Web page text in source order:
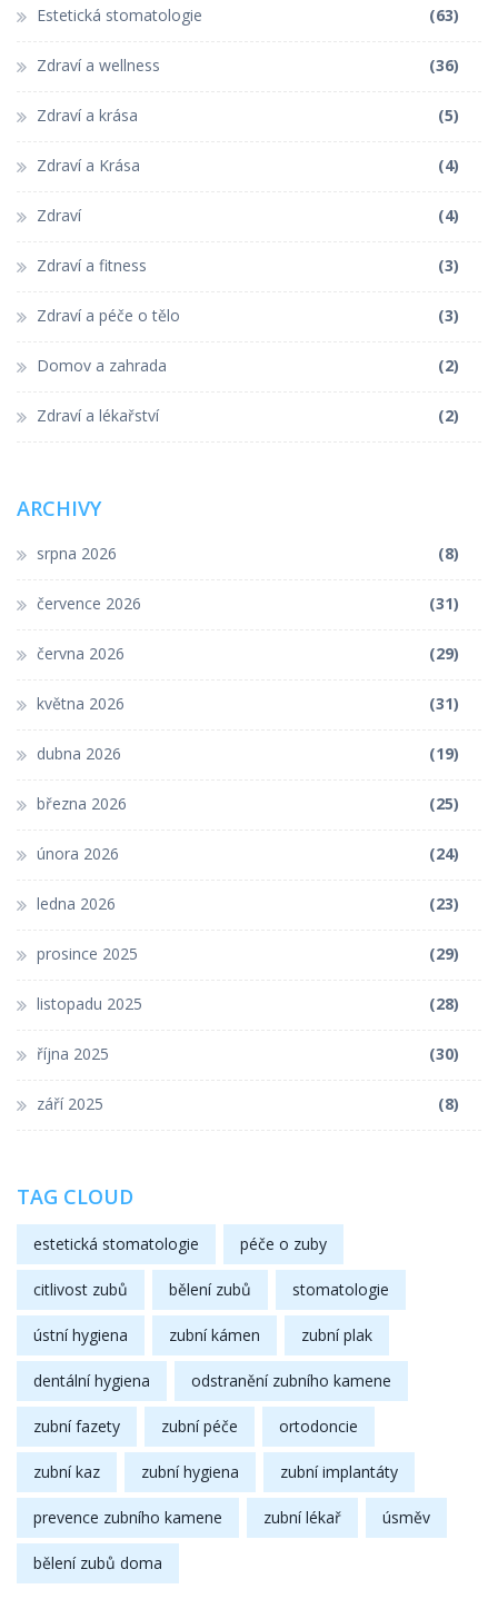
Estetická stomatologie (63)
Zdraví a wellness (36)
Zdraví a krása (5)
Zdraví a Krása (4)
Zdraví (4)
Zdraví a fitness (3)
Zdraví a péče o tělo (3)
Domov a zahrada (2)
Zdraví a lékařství (2)
ARCHIVY
srpna 2026 (8)
července 2026 (31)
června 2026 (29)
května 2026 (31)
dubna 2026 (19)
března 2026 (25)
února 2026 (24)
ledna 2026 (23)
prosince 2025 (29)
listopadu 2025 (28)
října 2025 (30)
září 2025 (8)
TAG CLOUD
estetická stomatologie péče o zuby
citlivost zubů bělení zubů stomatologie
ústní hygiena zubní kámen zubní plak
dentální hygiena odstranění zubního kamene
zubní fazety zubní péče ortodoncie
zubní kaz zubní hygiena zubní implantáty
prevence zubního kamene zubní lékař úsměv
bělení zubů doma